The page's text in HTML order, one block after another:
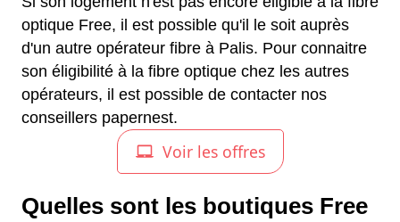
optique Free, il est possible qu'il le soit auprès
d'un autre opérateur fibre à Palis. Pour connaitre
son éligibilité à la fibre optique chez les autres
opérateurs, il est possible de contacter nos
conseillers papernest.
Quelles sont les boutiques Free